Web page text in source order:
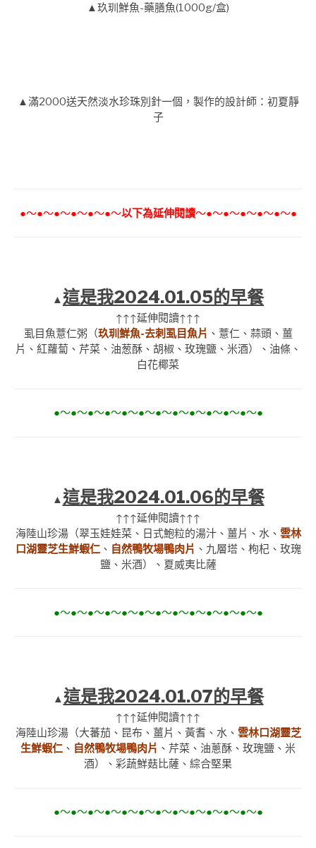
▲玖玔鮮魚-藥膳魚(1000g/盒)
▲滿2000送天然淡水珍珠別針一個，製作的設計師：初夏靜
子
●～●～●～●～●～●～以下為延伸閱讀～●～●～●～●～●～●
▲這是我2024.01.05的早餐
↑↑↑延伸閱讀↑↑↑
虱目魚薏仁粥（玖玔鮮魚-去刺虱目魚片 、薏仁、蒜頭、薑
片、紅蘿蔔、芹菜、油葱酥、胡椒、玫瑰鹽、米酒）、油條、
白花椰菜
●～●～●～●～●～●～●～●～●～●～●～●～●
▲這是我2024.01.06的早餐
↑↑↑延伸閱讀↑↑↑
海陸山珍湯（翠玉娃娃菜、日式鮑粒的湯汁、薑片、水、 雲林
口湖靈芝生鮮蝦仁、 自然鴨牧場鴨肉片 、九層塔、枸杞、玫瑰
鹽、米酒）、夏威夷比薩
●～●～●～●～●～●～●～●～●～●～●～●～●
▲這是我2024.01.07的早餐
↑↑↑延伸閱讀↑↑↑
海陸山珍湯（大蕃茄、昆布、薑片、黃耆、水、 雲林口湖靈芝
生鮮蝦仁 、 自然鴨牧場鴨肉片 、芹菜、油蔥酥、玫瑰鹽、米
酒）、彩蔬鮮菇比薩、綜合堅果
●～●～●～●～●～●～●～●～●～●～●～●～●